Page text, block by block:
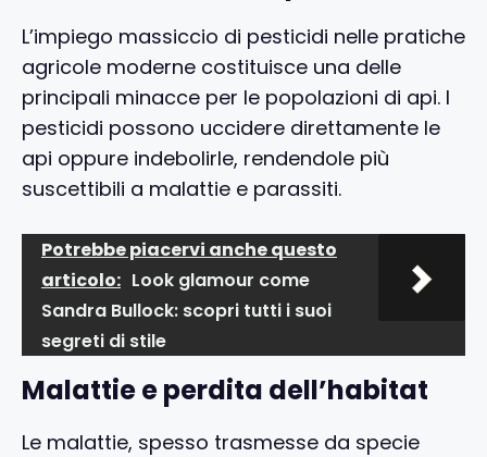
L’impiego massiccio di pesticidi nelle pratiche
agricole moderne costituisce una delle
principali minacce per le popolazioni di api. I
pesticidi possono uccidere direttamente le
api oppure indebolirle, rendendole più
suscettibili a malattie e parassiti.
Potrebbe piacervi anche questo
articolo: Look glamour come
Sandra Bullock: scopri tutti i suoi
segreti di stile
Malattie e perdita dell’habitat
Le malattie, spesso trasmesse da specie